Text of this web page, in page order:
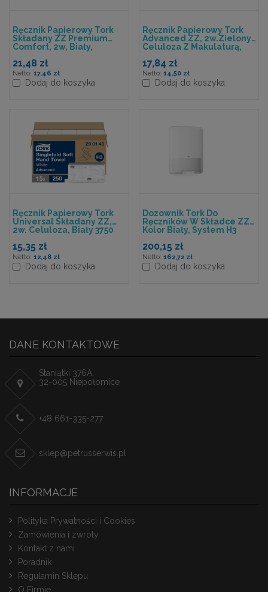
Ręcznik Papierowy Tork
Składany ZZ Premium
Comfort, 2w, Biały,
Szt./kart (15x200),H3
21,48 zł
17,46 zł
Dodaj do koszyka
Ręcznik Papierowy Tork
Advanced ZZ, 2w.zielony,
Celuloza Z Makulaturą,
17,84 zł
14,50 zł
Dodaj do koszyka
Ręcznik Papierowy Tork
Universal Składany ZZ,
2w. Celuloza, Biały 3750
15,35 zł
12,48 zł
Dodaj do koszyka
Dozownik Tork Do
Ręczników W Składce ZZ,
Kolor Biały, System H3
200,15 zł
162,72 zł
Dodaj do koszyka
DANE KONTAKTOWE
Staniątki 376A,
32-005 Niepołomice
+48 661-335-277
sklep@petrusserwis.pl
INFORMACJE
Polityka Prywatności i Cookies
Zamówienia i zwroty
Kontakt z nami
Poradnik
Regulamin Sklepu
O Firmie